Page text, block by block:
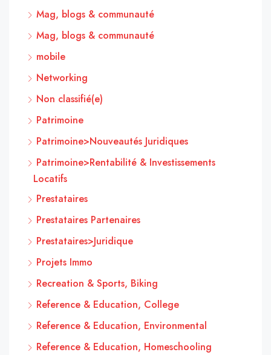
Mag, blogs & communauté
Mag, blogs & communauté
mobile
Networking
Non classifié(e)
Patrimoine
Patrimoine>Nouveautés Juridiques
Patrimoine>Rentabilité & Investissements
Locatifs
Prestataires
Prestataires Partenaires
Prestataires>Juridique
Projets Immo
Recreation & Sports, Biking
Reference & Education, College
Reference & Education, Environmental
Reference & Education, Homeschooling